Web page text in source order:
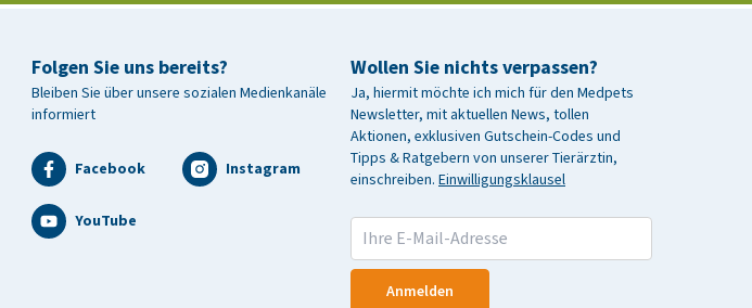
Wollen Sie nichts verpassen?
Ja, hiermit möchte ich mich für den Medpets
Newsletter, mit aktuellen News, tollen
Aktionen, exklusiven Gutschein-Codes und
Tipps & Ratgebern von unserer Tierärztin,
einschreiben. Einwilligungsklausel
Anmelden
Folgen Sie uns bereits?
Bleiben Sie über unsere sozialen Medienkanäle
informiert
Facebook Instagram
YouTube